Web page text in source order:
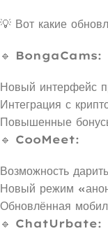
💡 Вот какие
🔹 BongaCams:
Новый интерфейс
Интеграция с
Повышенные
🔹 CooMeet:
Возможность
Новый режим
Обновлённая
🔹 ChatUrbate: